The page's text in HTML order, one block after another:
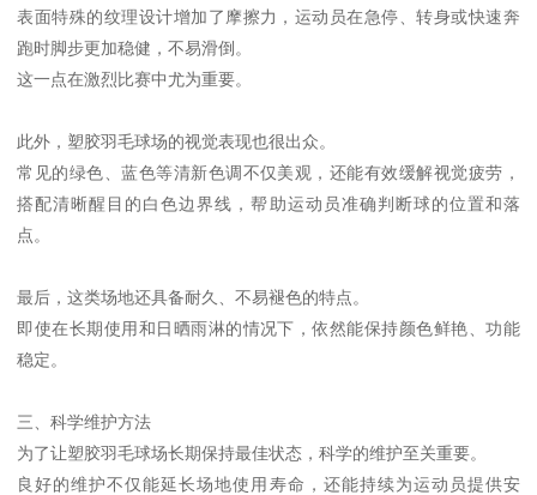
表面特殊的纹理设计增加了摩擦力，运动员在急停、转身或快速奔
跑时脚步更加稳健，不易滑倒。
这一点在激烈比赛中尤为重要。
此外，塑胶羽毛球场的视觉表现也很出众。
常见的绿色、蓝色等清新色调不仅美观，还能有效缓解视觉疲劳，
搭配清晰醒目的白色边界线，帮助运动员准确判断球的位置和落
点。
最后，这类场地还具备耐久、不易褪色的特点。
即使在长期使用和日晒雨淋的情况下，依然能保持颜色鲜艳、功能
稳定。
三、科学维护方法
为了让塑胶羽毛球场长期保持最佳状态，科学的维护至关重要。
良好的维护不仅能延长场地使用寿命，还能持续为运动员提供安